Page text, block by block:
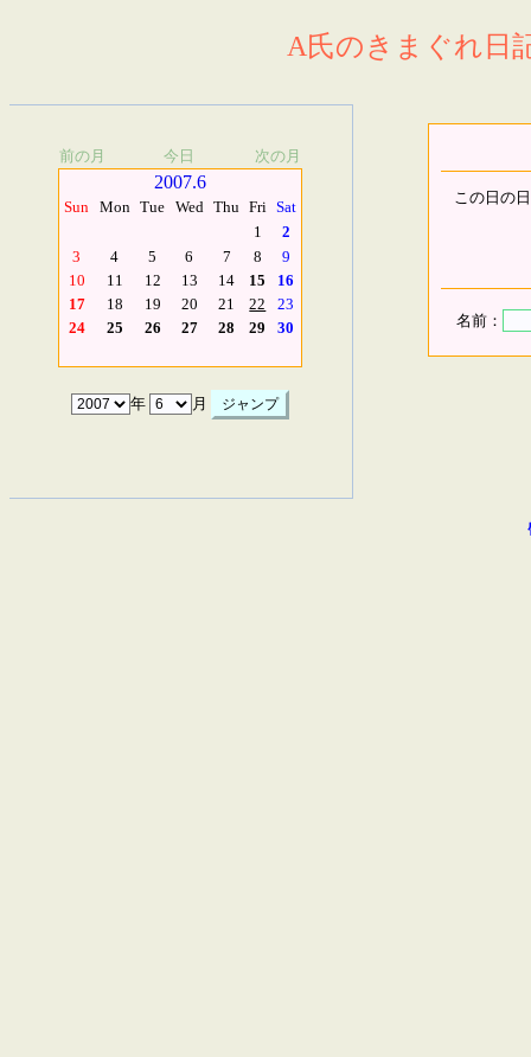
A氏のきまぐれ日
前の月 今日 次の月
2007.6
Sun Mon Tue Wed Thu Fri Sat
1
2
3
4 5 6 7 8
9
10
11 12 13 14 15
16
17
18 19 20 21 22
23
24
25 26 27 28 29 30
年 月
この日の
名前：